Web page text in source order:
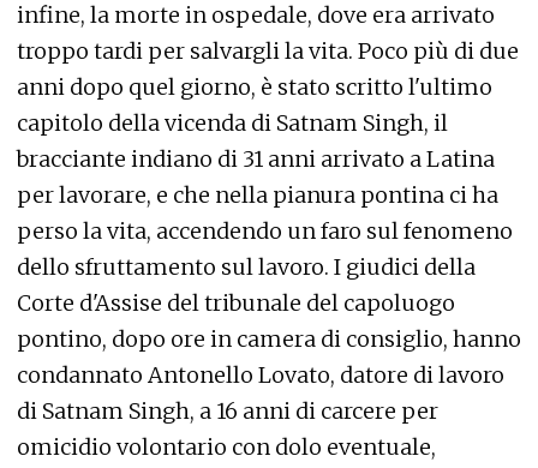
infine, la morte in ospedale, dove era arrivato
troppo tardi per salvargli la vita. Poco più di due
anni dopo quel giorno, è stato scritto l'ultimo
capitolo della vicenda di Satnam Singh, il
bracciante indiano di 31 anni arrivato a Latina
per lavorare, e che nella pianura pontina ci ha
perso la vita, accendendo un faro sul fenomeno
dello sfruttamento sul lavoro. I giudici della
Corte d'Assise del tribunale del capoluogo
pontino, dopo ore in camera di consiglio, hanno
condannato Antonello Lovato, datore di lavoro
di Satnam Singh, a 16 anni di carcere per
omicidio volontario con dolo eventuale,